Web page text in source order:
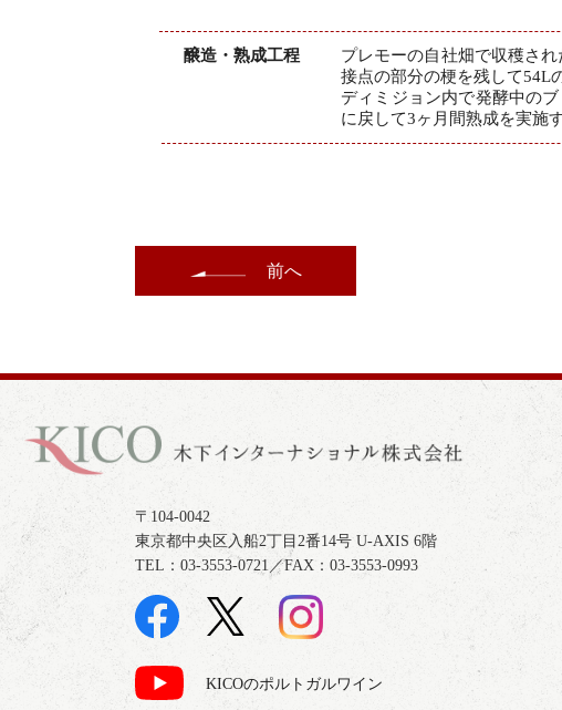
醸造・熟成工程
プレモーの自社畑で収穫さ
接点の部分の梗を残して54L
ディミジョン内で発酵中の
に戻して3ヶ月間熟成を実施
前へ
〒104-0042
東京都中央区入船2丁目2番14号 U-AXIS 6階
TEL：03-3553-0721／FAX：03-3553-0993
KICOのポルトガルワイン